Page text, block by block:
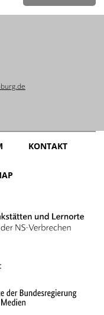
KONTAKT